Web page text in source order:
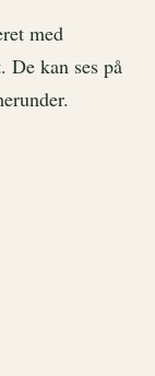
med
De kan ses på